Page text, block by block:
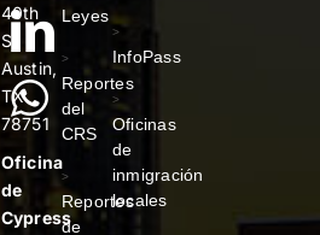
40th
St
Austin,
TX
78751
Oficina
de
Cypress
Leyes
>
Reportes
del
CRS
>
Reportes
de
>
InfoPass
>
Oficinas
de
inmigración
locales